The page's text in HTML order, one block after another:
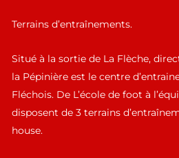
Terrains d’entraînements.
Situé à la sortie de La Flèche,
la Pépinière est le centre
Fléchois. De L’école de foot à
disposent de 3 terrains
house.